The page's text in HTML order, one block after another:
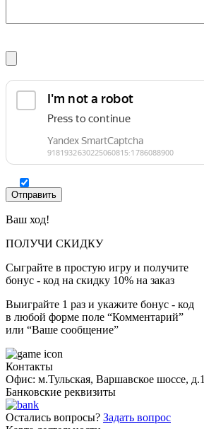
Ваш ход!
ПОЛУЧИ СКИДКУ
Сыграйте в простую игру и получите
бонус - код на скидку 10% на заказ
Выиграйте 1 раз и укажите бонус - код
в любой форме поле “Комментарий”
или “Ваше сообщение”
Контакты
Офис: м.Тульская, Варшавское шоссе, д.1
Банковские реквизиты
Остались вопросы? Задать вопрос